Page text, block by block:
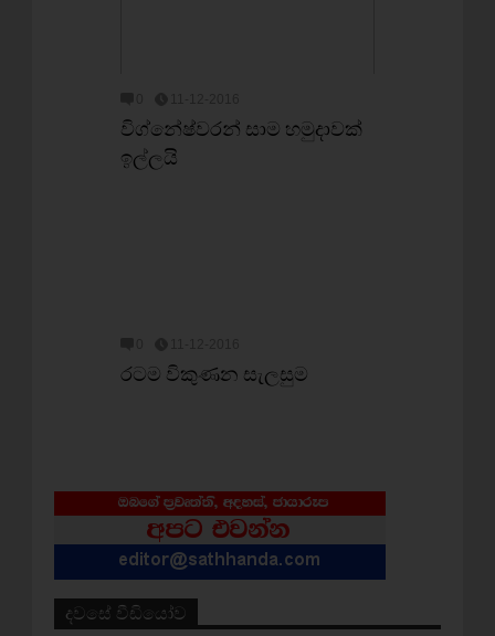
විග්නේෂ්වරන් සාම හමුදාවක්
ඉල්ලයි
රටම විකුණන සැලසුම
දවසේ වීඩියෝව